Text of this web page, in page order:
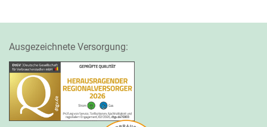
Ausgezeichnete Versorgung: